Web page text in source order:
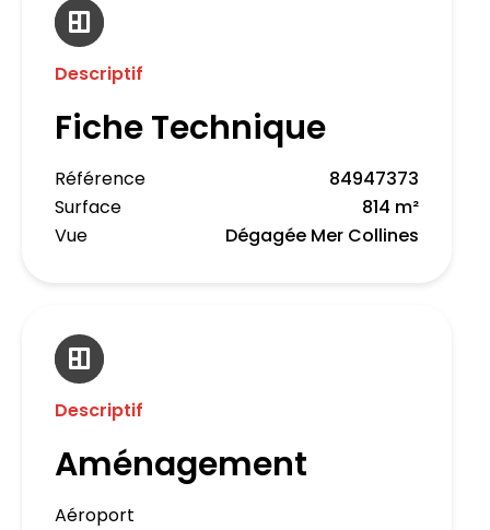
Descriptif
Fiche Technique
Référence
84947373
Surface
814 m²
Vue
Dégagée Mer Collines
Descriptif
Aménagement
Aéroport